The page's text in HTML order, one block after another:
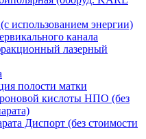
использованием энергии)
канала
лазерный
полости матки
кислоты НПО (без
Диспорт (без стоимости